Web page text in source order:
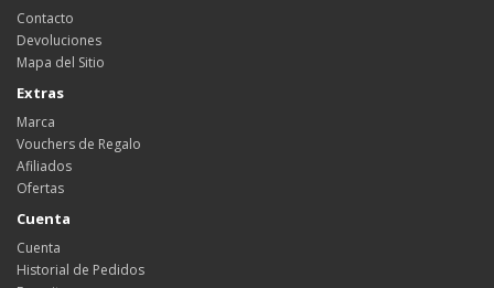
Contacto
Devoluciones
Mapa del Sitio
Extras
Marca
Vouchers de Regalo
Afiliados
Ofertas
Cuenta
Cuenta
Historial de Pedidos